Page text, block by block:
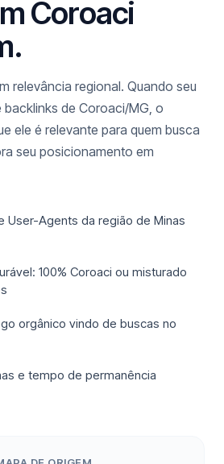
Coroaci
relevância regional. Quando seu
de Coroaci/MG, o
ele é relevante para quem busca
seu posicionamento em
User-Agents da região de Minas
100% Coroaci ou misturado
orgânico vindo de buscas no
e tempo de permanência